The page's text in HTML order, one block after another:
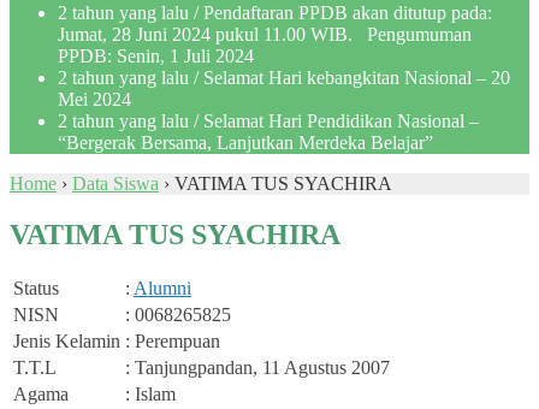
2 tahun yang lalu / Pendaftaran PPDB akan ditutup pada:
Jumat, 28 Juni 2024 pukul 11.00 WIB. Pengumuman
PPDB: Senin, 1 Juli 2024
2 tahun yang lalu / Selamat Hari kebangkitan Nasional – 20
Mei 2024
2 tahun yang lalu / Selamat Hari Pendidikan Nasional –
“Bergerak Bersama, Lanjutkan Merdeka Belajar”
Home › Data Siswa › VATIMA TUS SYACHIRA
VATIMA TUS SYACHIRA
Status : Alumni
NISN
: 0068265825
Jenis Kelamin : Perempuan
T.T.L
: Tanjungpandan, 11 Agustus 2007
Agama
: Islam